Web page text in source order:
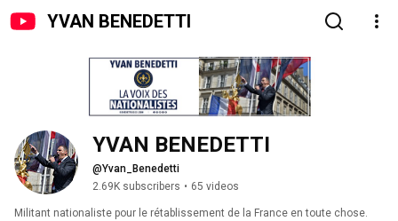
YVAN BENEDETTI
YVAN BENEDETTI
@Yvan_Benedetti
2.69K subscribers • 65 videos
Militant nationaliste pour le rétablissement de la France en toute chose.